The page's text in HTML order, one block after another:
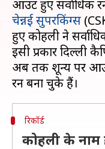
चेन्नई सुपरकिंग्स
हुए कोहली ने
इसी प्रकार दिल्ली
अब तक शून्य पर
रिकॉर्ड
कोहली के नाम